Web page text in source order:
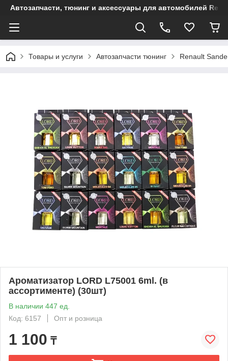
Автозапчасти, тюнинг и аксессуары для автомобилей
Товары и услуги Автозапчасти тюнинг Renault
Ароматизатор LORD L75001 6ml. (в
ассортименте) (30шт)
В наличии 447 ед.
Код: 6157
Опт и розница
1 100 ₸